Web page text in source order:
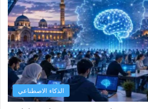
الذكاء الاصطناعي